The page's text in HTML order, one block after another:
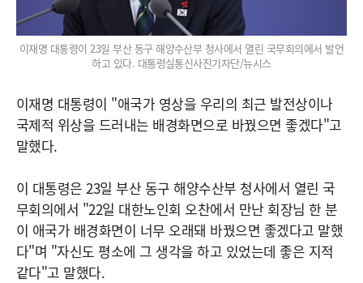
이재명 대통령이 23일 부산 동구 해양수산부 청사에서 열린 국무회의에서 발언
하고 있다. 대통령실통신사진기자단/뉴시스
이재명 대통령이 "애국가 영상을 우리의 최근 발전상이나
국제적 위상을 드러내는 배경화면으로 바꿨으면 좋겠다"고
말했다.
이 대통령은 23일 부산 동구 해양수산부 청사에서 열린 국
무회의에서 "22일 대한노인회 오찬에서 만난 회장님 한 분
이 애국가 배경화면이 너무 오래돼 바꿨으면 좋겠다고 말했
다"며 "자신도 평소에 그 생각을 하고 있었는데 좋은 지적
같다"고 말했다.